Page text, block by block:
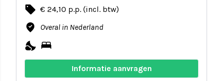
local_offer € 24,10 p.p. (incl. btw)
where_to_vote Overal in Nederland
nights_stay bed
Informatie aanvragen